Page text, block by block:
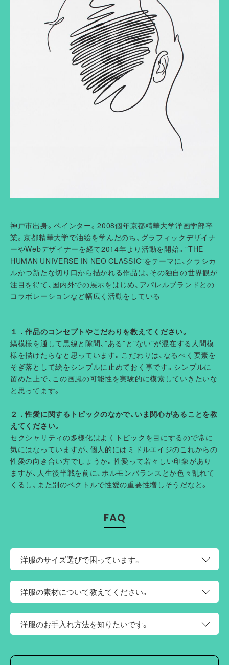
神戸市出身。ペインター。2008個年京都精華大学洋画学部卒
業。京都精華大学で油絵を学んだのち、グラフィックデザイナ
ーやWebデザイナーを経て2014年より活動を開始。”THE
HUMAN UNIVERSE IN NEO CLASSIC”をテーマに、クラシカ
ルかつ新たな切り口から描かれる作品は、その独自の世界観が
注目を得て、国内外での展示をはじめ、アパレルブランドとの
コラボレーションなど幅広く活動をしている
１．作品のコンセプトやこだわりを教えてください。
縞模様を通して黒線と隙間、”ある”と”ない”が混在する人間模
様を描けたらなと思っています。こだわりは、なるべく要素を
そぎ落として絵をシンプルに止めておく事です。シンプルに
留めた上で、この画風の可能性を実験的に模索していきたいな
と思ってます。
２．性愛に関するトピックのなかで、いま関心があることを教
えてください。
セクシャリティの多様化はよくトピックを目にするので常に
気にはなっていますが、個人的にはミドルエイジのこれからの
性愛の向き合い方でしょうか。性愛って若々しい印象があり
ますが、人生後半戦を前に、ホルモンバランスとか色々乱れて
くるし、また別のベクトルで性愛の重要性増しそうだなと。
FAQ
洋服のサイズ選びで困っています。
このページの上部にサイズという項目がございます。そち
らにサイズ表がございますので、お手持ちの洋服と比較し
洋服の素材について教えてください。
綿100%のミドルゲージで幅広い季節にわたってご着用い
ただけます。
洋服のお手入れ方法を知りたいです。
・手洗いの際はもみ洗いは避け、軽く押し洗いをしてくださ